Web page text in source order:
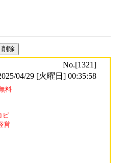
No.[1321]
04/29 [火曜日] 00:35:58
料
ピ
営